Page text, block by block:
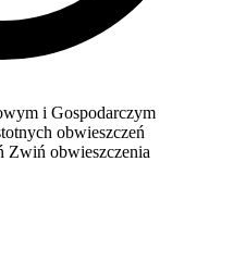
i Gospodarczym
obwieszczeń
Zwiń obwieszczenia